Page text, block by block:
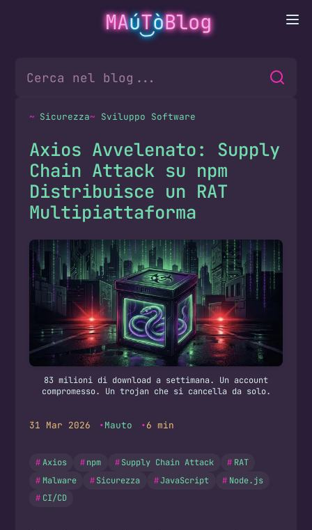
MAúTòBlog
Sicurezza Sviluppo Software
Axios Avvelenato: Supply
Chain Attack su npm
Distribuisce un RAT
Multipiattaforma
83 milioni di download a settimana. Un account
compromesso. Un trojan che si cancella da solo.
31 Mar 2026 Mauto 6 min
Axios npm Supply Chain Attack
RAT
Malware
Sicurezza JavaScript
Node.js
CI/CD